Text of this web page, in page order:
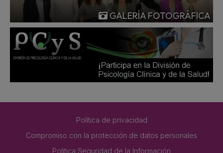
GALERÍA FOTOGRÁFICA
Política de privacidad
Compromiso con la protección de datos personales
Politica Seguridad de la Información